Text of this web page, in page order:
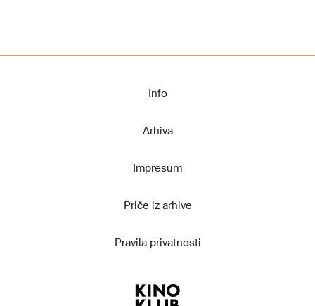
Info
Arhiva
Impresum
Priče iz arhive
Pravila privatnosti